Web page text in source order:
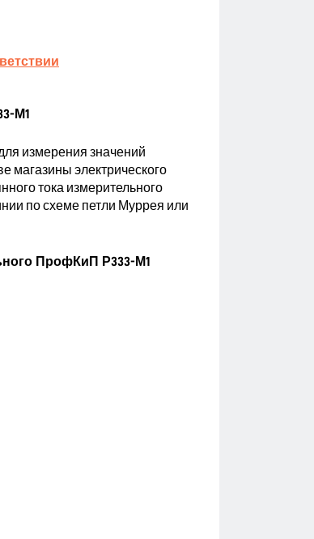
М1
измерения значений
магазины электрического
тока измерительного
по схеме петли Муррея или
ПрофКиП Р333-М1